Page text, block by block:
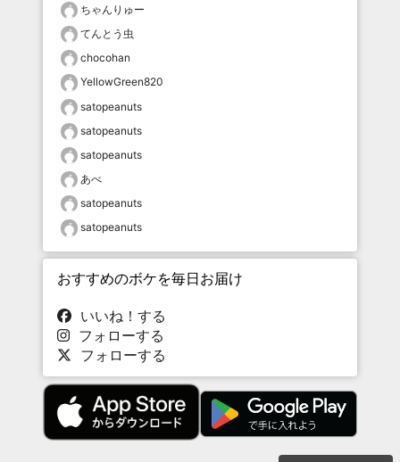
ちゃんりゅー
てんとう虫
chocohan
YellowGreen820
satopeanuts
satopeanuts
satopeanuts
あべ
satopeanuts
satopeanuts
おすすめのボケを毎日お届け
いいね！する
フォローする
フォローする